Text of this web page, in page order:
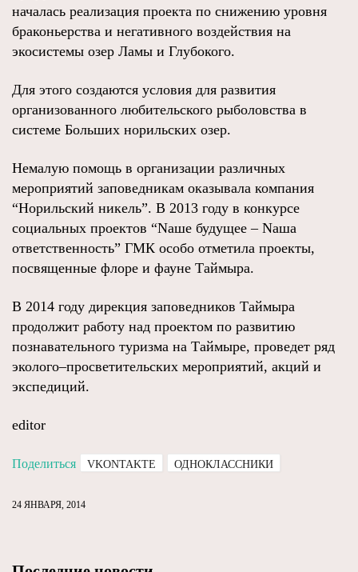
началась реализация проекта по снижению уровня
браконьерства и негативного воздействия на
экосистемы озер Ламы и Глубокого.
Для этого создаются условия для развития
организованного любительского рыболовства в
системе Больших норильских озер.
Немалую помощь в организации различных
мероприятий заповедникам оказывала компания
“Норильский никель”. В 2013 году в конкурсе
социальных проектов “Nаше будущее – Nаша
ответственность” ГМК особо отметила проекты,
посвященные флоре и фауне Таймыра.
В 2014 году дирекция заповедников Таймыра
продолжит работу над проектом по развитию
познавательного туризма на Таймыре, проведет ряд
эколого–просветительских мероприятий, акций и
экспедиций.
editor
Поделиться VKONTAKTE ОДНОКЛАССНИКИ
24 ЯНВАРЯ, 2014